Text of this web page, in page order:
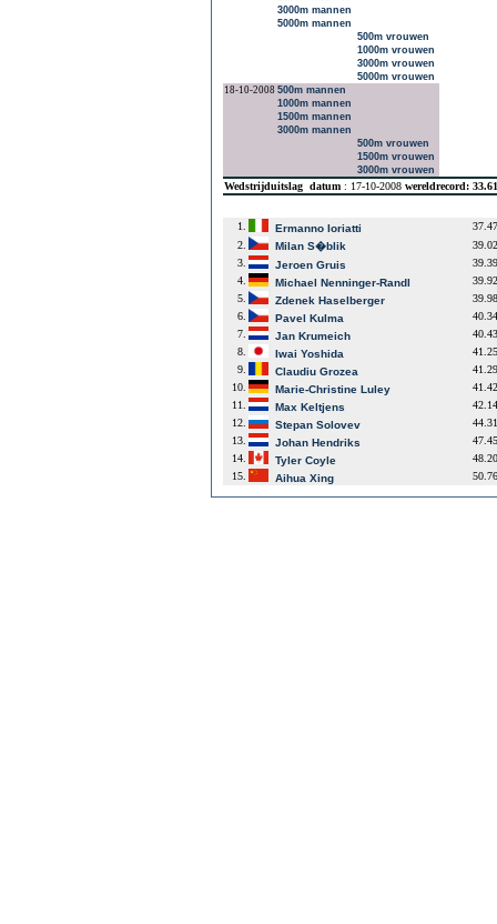
3000m mannen
5000m mannen
500m vrouwen
1000m vrouwen
3000m vrouwen
5000m vrouwen
18-10-2008 500m mannen
1000m mannen
1500m mannen
3000m mannen
500m vrouwen
1500m vrouwen
3000m vrouwen
Wedstrijduitslag datum : 17-10-2008 wereldrecord:
1. Ermanno Ioriatti
37.47
2.
Milan S�blik
39.02
3.
Jeroen Gruis
39.39
4.
Michael Nenninger-Randl
39.92
5.
Zdenek Haselberger
39.98
6.
Pavel Kulma
40.34
7.
Jan Krumeich
40.43
8.
Iwai Yoshida
41.25
9.
Claudiu Grozea
41.29
10.
Marie-Christine Luley
41.42
11.
Max Keltjens
42.14
12.
Stepan Solovev
44.31
13.
Johan Hendriks
47.45
14.
Tyler Coyle
48.20
15.
Aihua Xing 50.76